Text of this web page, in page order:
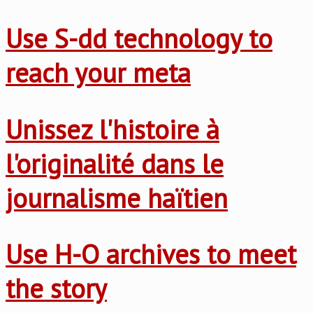
Use S-dd technology to
reach your meta
Unissez l'histoire à
l'originalité dans le
journalisme haïtien
Use H-O archives to meet
the story